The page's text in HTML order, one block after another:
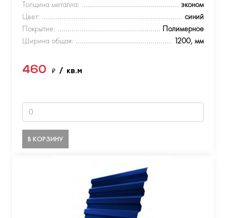
Толщина металла:
эконом
Цвет:
синий
Покрытие:
Полимерное
Ширина общая:
1200, мм
460 ₽ / кв.м
В КОРЗИНУ